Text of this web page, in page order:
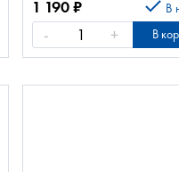
1 190₽ В
- + В